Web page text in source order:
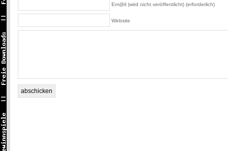
Em@il (wird nicht veröffentlicht) (erforderlich)
Website